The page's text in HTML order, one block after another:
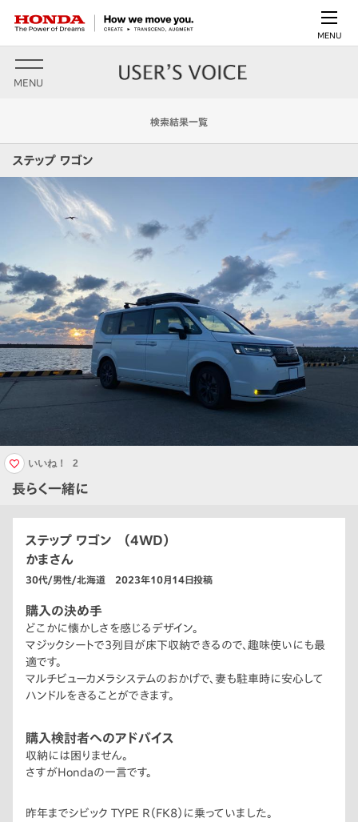
MENU
MENU
検索結果一覧
ステップ ワゴン
長らく一緒に
いいね！ 2
ステップ ワゴン （4WD）
かまさん
30代/男性/北海道 2023年10月14日投稿
購入の決め手
どこかに懐かしさを感じるデザイン。
マジックシートで3列目が床下収納できるので、趣味使いにも最
適です。
マルチビューカメラシステムのおかげで、妻も駐車時に安心して
ハンドルをきることができます。
購入検討者へのアドバイス
収納には困りません。
さすがHondaの一言です。
昨年までシビック TYPE R（FK8）に乗っていました。